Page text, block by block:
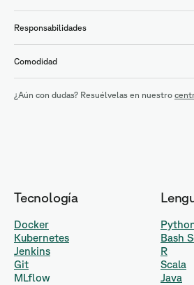
Responsabilidades
Comodidad
¿Aún con dudas? Resuélvelas en nuestro
Tecnología
Docker
Kubernetes
Jenkins
Git
MLflow
Bash
R
Scala
Java